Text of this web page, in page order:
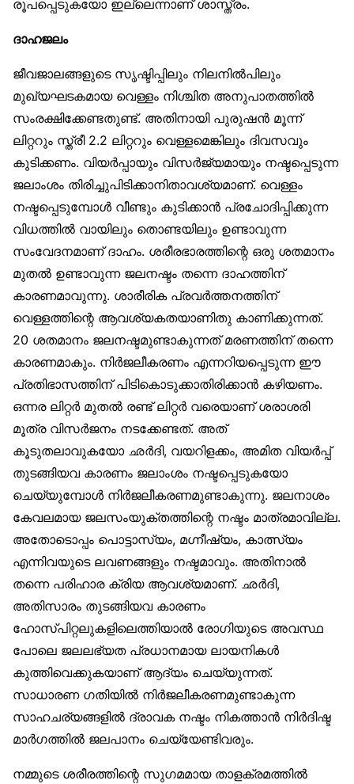
രൂപപ്പെടുകയോ ഇല്ലെന്നാണ് ശാസ്ത്രം.
ദാഹജലം
ജീവജാലങ്ങളുടെ സൃഷ്ടിപ്പിലും നിലനിൽപിലും
മുഖ്യഘടകമായ വെള്ളം നിശ്ചിത അനുപാതത്തിൽ
സംരക്ഷിക്കേണ്ടതുണ്ട്. അതിനായി പുരുഷൻ മൂന്ന്
ലിറ്ററും സ്ത്രീ 2.2 ലിറ്ററും വെള്ളമെങ്കിലും ദിവസവും
കുടിക്കണം. വിയർപ്പായും വിസർജ്യമായും നഷ്ടപ്പെടുന്ന
ജലാംശം തിരിച്ചുപിടിക്കാനിതാവശ്യമാണ്. വെള്ളം
നഷ്ടപ്പെടുമ്പോൾ വീണ്ടും കുടിക്കാൻ പ്രചോദിപ്പിക്കുന്ന
വിധത്തിൽ വായിലും തൊണ്ടയിലും ഉണ്ടാവുന്ന
സംവേദനമാണ് ദാഹം. ശരീരഭാരത്തിന്റെ ഒരു ശതമാനം
മുതൽ ഉണ്ടാവുന്ന ജലനഷ്ടം തന്നെ ദാഹത്തിന്
കാരണമാവുന്നു. ശാരീരിക പ്രവർത്തനത്തിന്
വെള്ളത്തിന്റെ ആവശ്യകതയാണിതു കാണിക്കുന്നത്.
20 ശതമാനം ജലനഷ്ടമുണ്ടാകുന്നത് മരണത്തിന് തന്നെ
കാരണമാകും. നിർജലീകരണം എന്നറിയപ്പെടുന്ന ഈ
പ്രതിഭാസത്തിന് പിടികൊടുക്കാതിരിക്കാൻ കഴിയണം.
ഒന്നര ലിറ്റർ മുതൽ രണ്ട് ലിറ്റർ വരെയാണ് ശരാശരി
മൂത്ര വിസർജനം നടക്കേണ്ടത്. അത്
കൂടുതലാവുകയോ ഛർദി, വയറിളക്കം, അമിത വിയർപ്പ്
തുടങ്ങിയവ കാരണം ജലാംശം നഷ്ടപ്പെടുകയോ
ചെയ്യുമ്പോൾ നിർജലീകരണമുണ്ടാകുന്നു. ജലനാശം
കേവലമായ ജലസംയുക്തത്തിന്റെ നഷ്ടം മാത്രമാവില്ല.
അതോടൊപ്പം പൊട്ടാസ്യം, മഗ്നീഷ്യം, കാത്സ്യം
എന്നിവയുടെ ലവണങ്ങളും നഷ്ടമാവും. അതിനാൽ
തന്നെ പരിഹാര ക്രിയ ആവശ്യമാണ്. ഛർദി,
അതിസാരം തുടങ്ങിയവ കാരണം
ഹോസ്പിറ്റലുകളിലെത്തിയാൽ രോഗിയുടെ അവസ്ഥ
പോലെ ജലലഭ്യത പ്രധാനമായ ലായനികൾ
കുത്തിവെക്കുകയാണ് ആദ്യം ചെയ്യുന്നത്.
സാധാരണ ഗതിയിൽ നിർജലീകരണമുണ്ടാകുന്ന
സാഹചര്യങ്ങളിൽ ദ്രാവക നഷ്ടം നികത്താൻ നിർദിഷ്ട
മാർഗത്തിൽ ജലപാനം ചെയ്യേണ്ടിവരും.
നമ്മുടെ ശരീരത്തിന്റെ സുഗമമായ താളക്രമത്തിൽ